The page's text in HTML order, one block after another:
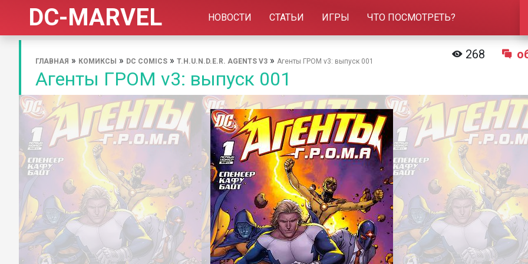
DC-MARVEL НОВОСТИ СТАТЬИ ИГРЫ ЧТО ПОСМОТРЕТЬ?
268
ГЛАВНАЯ » КОМИКСЫ » DC COMICS » T.H.U.N.D.E.R. AGENTS V3 » Агенты ГРОМ v3: выпуск 001
Агенты ГРОМ v3: выпуск 001